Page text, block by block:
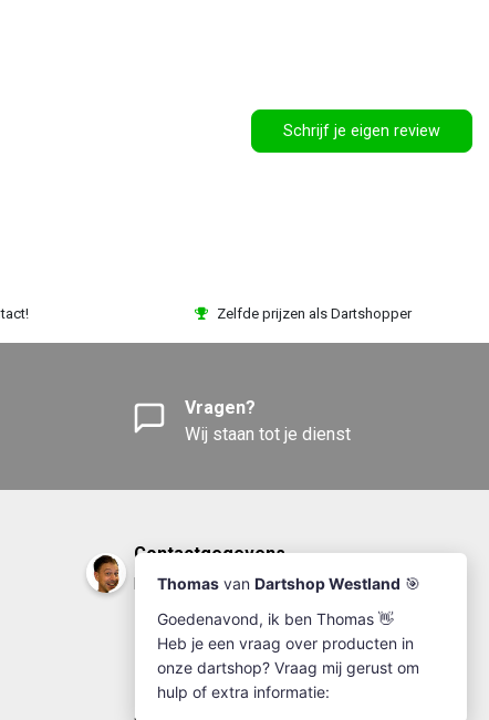
Schrijf je eigen review
Zelfde prijzen als Dartshopper
Vragen?
Wij staan tot je dienst
Contactgegevens
DartshopWestland.nl
info@dartshopwestland.nl
Kleine Woerdlaan 19
2671 CA - Naaldwijk